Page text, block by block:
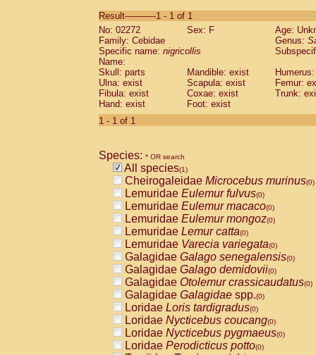
CebidaeSaguinus labiatus(0)
Cebidae Saguinus leucopus (0)
Cebidae
CebidaeSaguinus mystax
Cebidae Saguinus nigricollis (1)
Cebidae Saguinus oedipus
Cebidae Saguinus weddelli
Cebidae Saguinusspp.
Cebidae
CebidaeCebus capucinus
CebidaeCebus nigrivittatus
CebidaeCebus spp.(0)
CebidaeSaimiri boliviensis(0)
CebidaeSaimiri sciureus(0)
AtelidaeAlouatta caraya(0)
AtelidaeAlouatta fusca(0)
AtelidaeAlouatta seniculus(0)
AtelidaeAlouattaspp.(0)
AtelidaeAteles belzebuth(0)
AtelidaeAteles geoffroyi(0)
AtelidaeAteles paniscus(0)
AtelidaeAtelesspp.(0)
AtelidaeLagothrix lagothricha(0)
AtelidaeLagothrix lagothricha cana
PitheciidaeCacajao calvus
Result-----------1 - 1 of 1
No: 02272
Sex: F
Age:
Family: Cebidae
Genus:
Specific name: nigricollis
Name:
Skull: parts
Mandible: exist
Ulna: exist
Scapula: exist
Femur:
Fibula: exist
Coxae: exist
Trunk:
Hand: exist
Foot: exist
1 - 1 of 1
Species: * OR search
All species(1)
Cheirogaleidae Microcebus murinus(0)
Lemuridae Eulemur fulvus(0)
Lemuridae Eulemur macaco(0)
Lemuridae Eulemur mongoz(0)
Lemuridae Lemur catta(0)
Lemuridae Varecia variegata(0)
Galagidae Galago senegalensis(0)
Galagidae Galago demidovii(0)
Galagidae Otolemur crassicaudatus(0)
Galagidae Galagidae spp.(0)
Loridae Loris tardigradus(0)
Loridae Nycticebus coucang(0)
Loridae Nycticebus pygmaeus(0)
Loridae Perodicticus potto(0)